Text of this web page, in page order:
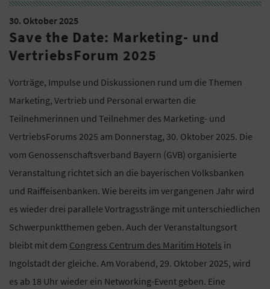
30. Oktober 2025
Save the Date: Marketing- und
VertriebsForum 2025
Vorträge, Impulse und Diskussionen rund um die Themen
Marketing, Vertrieb und Personal erwarten die
Teilnehmerinnen und Teilnehmer des Marketing- und
VertriebsForums 2025 am Donnerstag, 30. Oktober 2025. Die
vom Genossenschaftsverband Bayern (GVB) organisierte
Veranstaltung richtet sich an die bayerischen Volksbanken
und Raiffeisenbanken. Wie bereits im vergangenen Jahr wird
es wieder drei parallele Vortragsstränge mit unterschiedlichen
Schwerpunktthemen geben. Auch der Veranstaltungsort
bleibt mit dem Congress Centrum des Maritim Hotels in
Ingolstadt der gleiche. Am Vorabend, 29. Oktober 2025, wird
es ab 18 Uhr wieder ein Networking-Event geben. Eine